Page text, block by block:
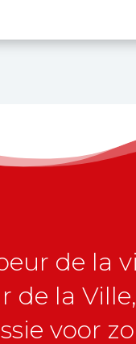
de la
de la
voor